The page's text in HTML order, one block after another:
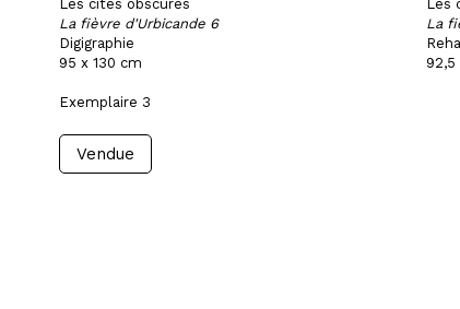
Les cités obscures
La fièvre d'Urbicande 6
Digigraphie
95 x 130 cm
Exemplaire 3
Vendue
Les
La
92,5